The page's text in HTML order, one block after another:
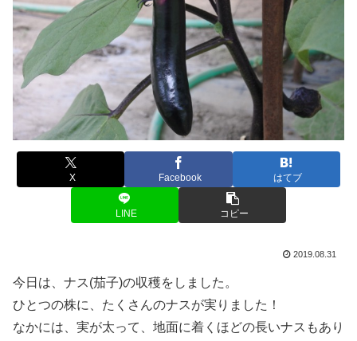
X Facebook はてブ
LINE コピー
2019.08.31
今日は、ナス(茄子)の収穫をしました。
ひとつの株に、たくさんのナスが実りました！
なかには、実が太って、地面に着くほどの長いナスもあり